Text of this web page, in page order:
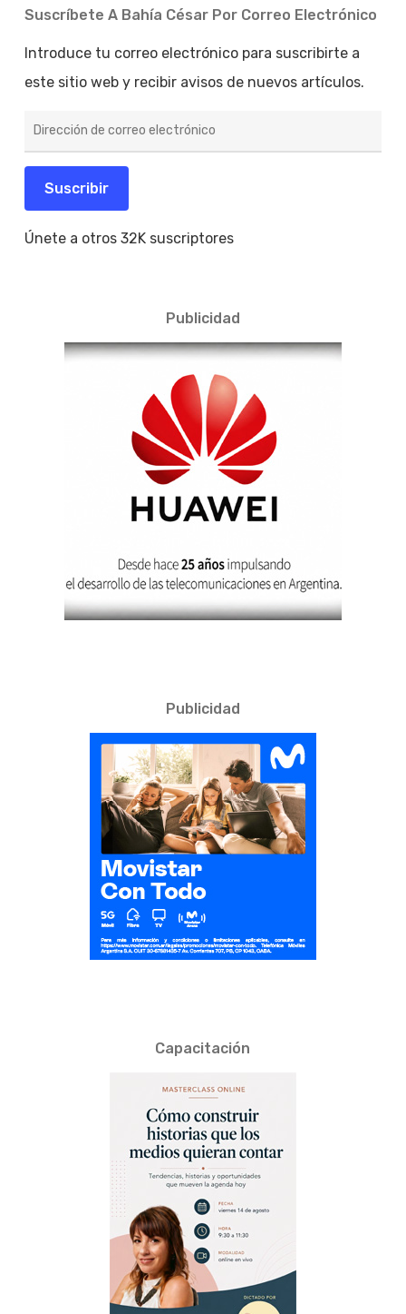
Suscríbete A Bahía César Por Correo Electrónico
Introduce tu correo electrónico para suscribirte a
este sitio web y recibir avisos de nuevos artículos.
de
electrónico
Suscribir
Únete a otros 32K suscriptores
Publicidad
Publicidad
Capacitación